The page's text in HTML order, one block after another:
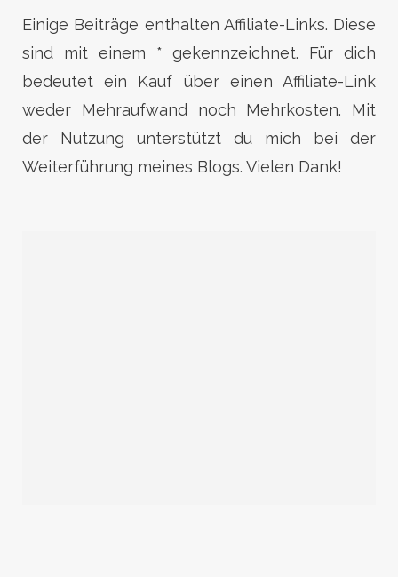
Einige Beiträge enthalten Affiliate-Links. Diese
sind mit einem * gekennzeichnet. Für dich
bedeutet ein Kauf über einen Affiliate-Link
weder Mehraufwand noch Mehrkosten. Mit
der Nutzung unterstützt du mich bei der
Weiterführung meines Blogs. Vielen Dank!